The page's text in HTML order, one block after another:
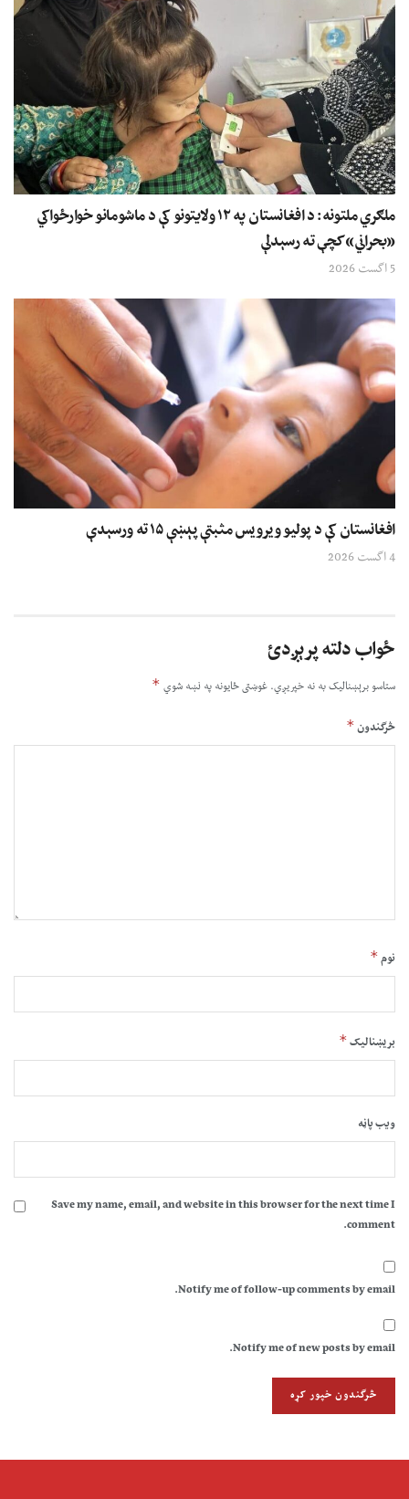
ملګري ملتونه: د افغانستان په ۱۲ ولایتونو کې د ماشومانو خوارځواکي
«بحراني» کچې ته رسېدلې
5 اگست 2026
افغانستان کې د پولیو ویرویس مثبتې پېښې ۱۵ ته ورسېدې
4 اگست 2026
ځواب دلته پرېږدئ
ستاسو برېښناليک به نه خپريږي.غوښتى ځایونه په نښه شوي *
څرگندون*
نوم*
بریښنالیک*
ویب پاڼه
Save my name, email, and website in this browser for the next time I
comment.
Notify me of follow-up comments by email.
Notify me of new posts by email.